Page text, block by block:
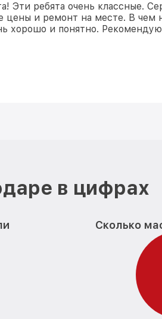
Эти ребята очень классные.
цены и ремонт на месте. В чем
хорошо и понятно.
в цифрах
Сколько